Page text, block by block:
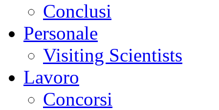
Conclusi
Personale
Visiting Scientists
Lavoro
Concorsi